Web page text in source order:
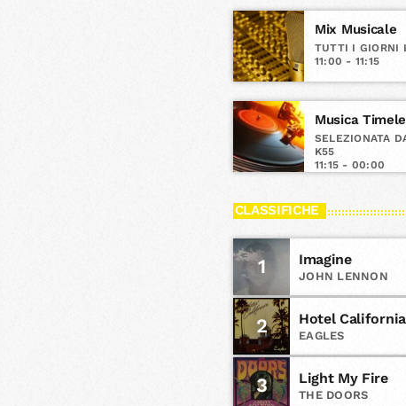
Mix Musicale
TUTTI I GIORNI
11:00 - 11:15
Musica
SELEZIONATA
K55
11:15 - 00:00
CLASSIFICHE
1 Imagine
JOHN LENNON
2 Hotel California
EAGLES
3 Light My Fire
THE DOORS